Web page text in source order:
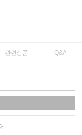
관련상품 Q&A
.